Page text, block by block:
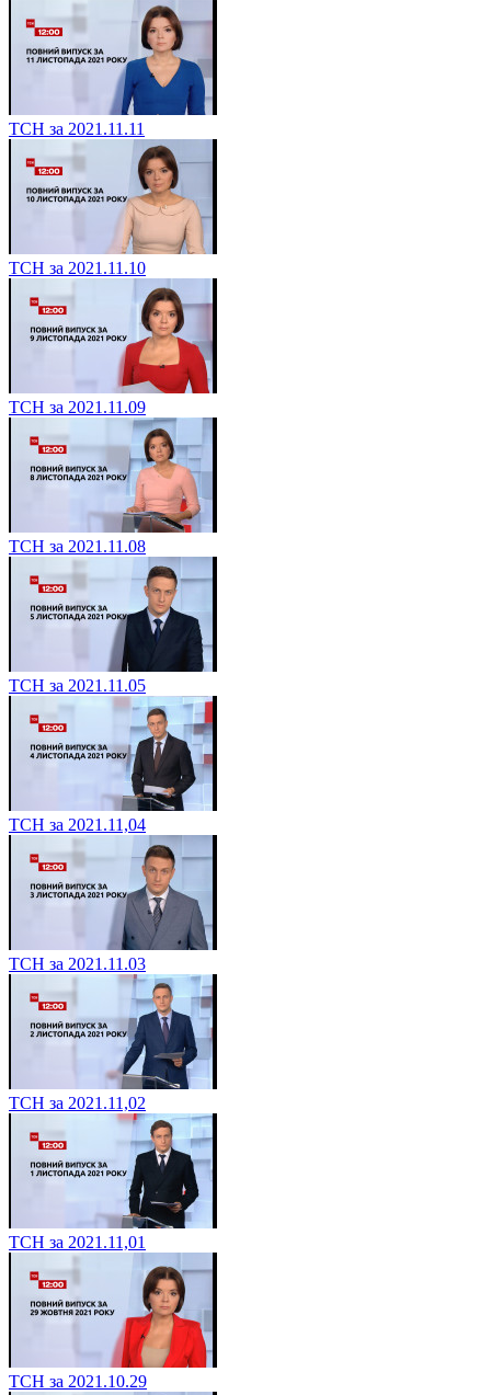
ТСН за 2021.11.11
ТСН за 2021.11.10
ТСН за 2021.11.09
ТСН за 2021.11.08
ТСН за 2021.11.05
ТСН за 2021.11,04
ТСН за 2021.11.03
ТСН за 2021.11,02
ТСН за 2021.11,01
ТСН за 2021.10.29